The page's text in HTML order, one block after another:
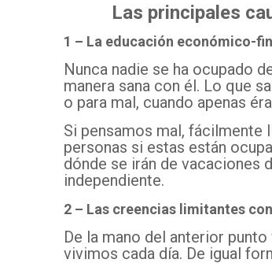
Las principales
1 – La educación económico-
Nunca nadie se ha ocupado
manera sana con él. Lo que
o para mal, cuando apenas
Si pensamos mal, fácilmente
personas si estas están
dónde se irán de vacaciones
independiente.
2 – Las creencias limitantes
De la mano del anterior
vivimos cada día. De igual